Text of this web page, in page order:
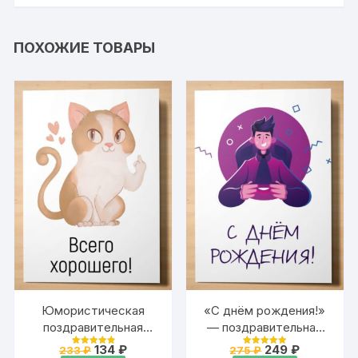
ПОХОЖИЕ ТОВАРЫ
Юмористическая
поздравительная
открытка для
Оценка
233₽ Первоначальная
134₽Текущая
«С днём рождения!»
— поздравительная
открытка Аурасо для
Оценка
275₽ Первоначальная
249₽Текущая